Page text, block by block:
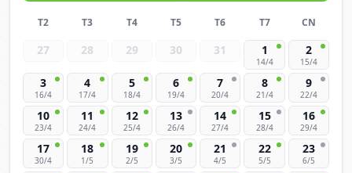
T2 T3 T4 T5 T6 T7 CN
27 28 29 30 31 1
14/4
2
15/4
3
16/4
4
17/4
5
18/4
6
19/4
7
20/4
8
21/4
9
22/4
10
23/4
11
24/4
12
25/4
13
26/4
14
27/4
15
28/4
16
29/4
17
30/4
18
1/5
19
2/5
20
3/5
21
4/5
22
5/5
23
6/5